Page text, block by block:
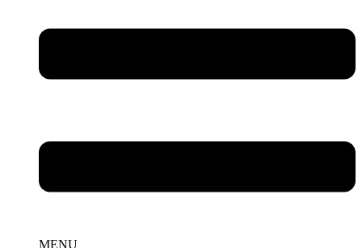
MENU